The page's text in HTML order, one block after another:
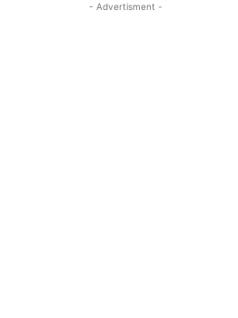
- Advertisment -